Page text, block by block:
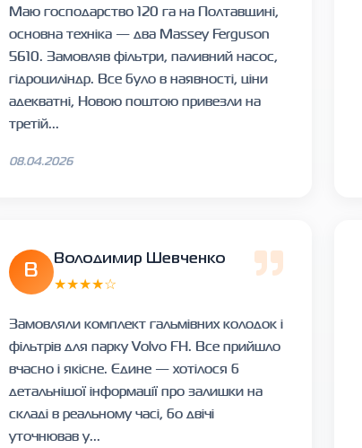
Маю господарство 120 га на Полтавщині,
основна техніка — два Massey Ferguson
5610. Замовляв фільтри, паливний насос,
гідроциліндр. Все було в наявності, ціни
адекватні, Новою поштою привезли на
третій...
08.04.2026
В
Володимир Шевченко
★★★★☆
Замовляли комплект гальмівних колодок і
фільтрів для парку Volvo FH. Все прийшло
вчасно і якісне. Єдине — хотілося б
детальнішої інформації про залишки на
складі в реальному часі, бо двічі
уточнював у...